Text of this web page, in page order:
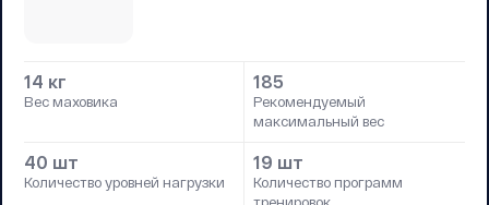
14 кг
Вес маховика
185
Рекомендуемый
максимальный вес
40 шт
Количество уровней нагрузки
19 шт
Количество программ